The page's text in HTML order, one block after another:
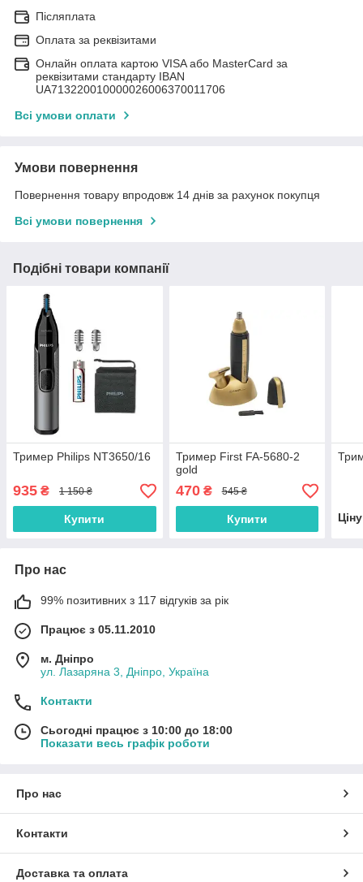
Післяплата
Оплата за реквізитами
Онлайн оплата картою VISA або MasterCard за
реквізитами стандарту IBAN
UA713220010000026006370011706
Всі умови оплати
Умови повернення
Повернення товару впродовж 14 днів за рахунок покупця
Всі умови повернення
Подібні товари компанії
Тример Philips NT3650/16
935 ₴ 1 150 ₴
Купити
Тример First FA-5680-2
gold
470₴ 545 ₴
Купити
Про нас
99% позитивних з 117 відгуків за рік
Працює з 05.11.2010
м. Дніпро
ул. Лазаряна 3, Дніпро, Україна
Контакти
Сьогодні працює з 10:00 до 18:00
Показати весь графік роботи
Про нас
Контакти
Доставка та оплата